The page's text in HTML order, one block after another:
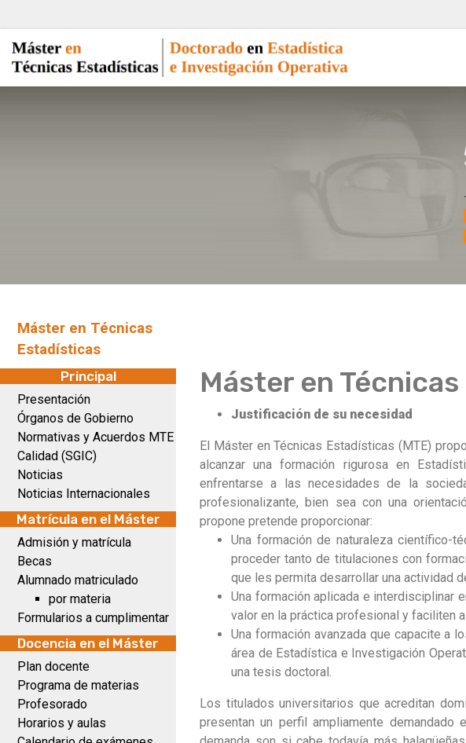
Máster en Técnicas
Estadísticas
Principal
Presentación
Órganos de Gobierno
Normativas y Acuerdos MTE
Calidad (SGIC)
Noticias
Noticias Internacionales
Matrícula en el Máster
Admisión y matrícula
Becas
Alumnado matriculado
por materia
Formularios a cumplimentar
Docencia en el Máster
Plan docente
Programa de materias
Profesorado
Horarios y aulas
Máster en
Justificación de su necesidad
El Máster en Técnicas Estadísticas (MTE)
alcanzar una formación rigurosa en
enfrentarse a las necesidades de la
profesionalizante, bien sea con una
propone pretende proporcionar:
Una formación de naturaleza científico-
proceder tanto de titulaciones con
que les permita desarrollar una actividad
Una formación aplicada e interdisciplinar
valor en la práctica profesional y faciliten
Una formación avanzada que capacite a
área de Estadística e Investigación
una tesis doctoral.
Los titulados universitarios que acreditan
presentan un perfil ampliamente